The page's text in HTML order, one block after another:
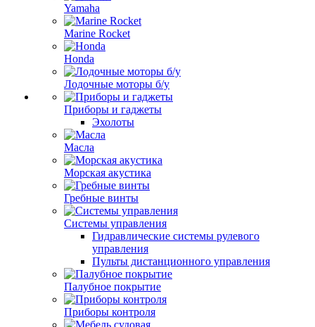
Yamaha
Marine Rocket
Honda
Лодочные моторы б/у
Приборы и гаджеты
Эхолоты
Масла
Морская акустика
Гребные винты
Системы управления
Гидравлические системы рулевого
управления
Пульты дистанционного управления
Палубное покрытие
Приборы контроля